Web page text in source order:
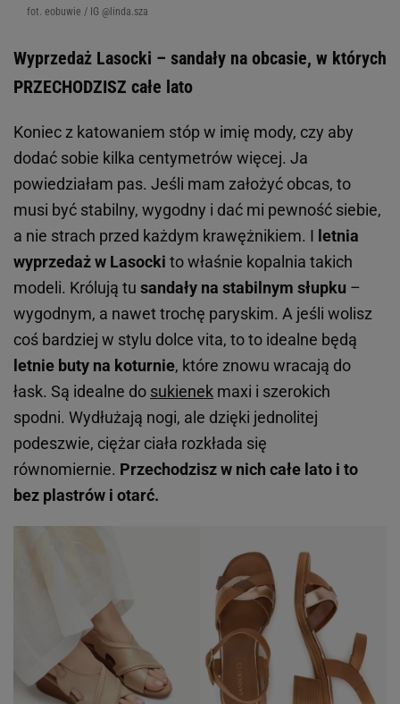
fot. eobuwie / IG @linda.sza
Wyprzedaż Lasocki – sandały na obcasie, w których
PRZECHODZISZ całe lato
Koniec z katowaniem stóp w imię mody, czy aby
dodać sobie kilka centymetrów więcej. Ja
powiedziałam pas. Jeśli mam założyć obcas, to
musi być stabilny, wygodny i dać mi pewność siebie,
a nie strach przed każdym krawężnikiem. I letnia
wyprzedaż w Lasocki to właśnie kopalnia takich
modeli. Królują tu sandały na stabilnym słupku –
wygodnym, a nawet trochę paryskim. A jeśli wolisz
coś bardziej w stylu dolce vita, to to idealne będą
letnie buty na koturnie, które znowu wracają do
łask. Są idealne do sukienek maxi i szerokich
spodni. Wydłużają nogi, ale dzięki jednolitej
podeszwie, ciężar ciała rozkłada się
równomiernie. Przechodzisz w nich całe lato i to
bez plastrów i otarć.